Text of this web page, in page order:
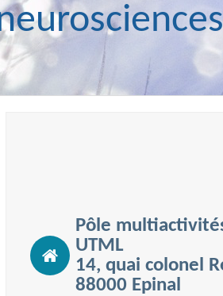
Pôle
UTML
14, quai colonel
88000 Epinal